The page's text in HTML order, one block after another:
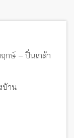
กษ์ – ปิ่นเกล้า
บ้าน